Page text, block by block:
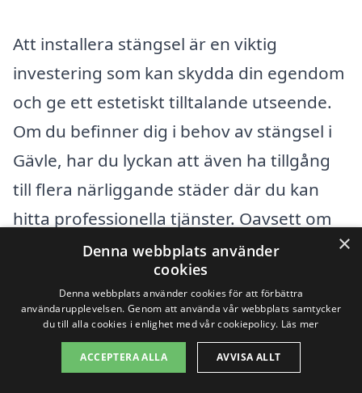
Att installera stängsel är en viktig
investering som kan skydda din egendom
och ge ett estetiskt tilltalande utseende.
Om du befinner dig i behov av stängsel i
Gävle, har du lyckan att även ha tillgång
till flera närliggande städer där du kan
hitta professionella tjänster. Oavsett om
du behöver ett enkelt trästaket eller en
mer robust lösning som en
metallstängsel, är det viktigt att du hittar
rätt företag för jobbet.
×
Denna webbplats använder
cookies
Denna webbplats använder cookies för att förbättra
användarupplevelsen. Genom att använda vår webbplats samtycker
du till alla cookies i enlighet med vår cookiepolicy. Läs mer
ACCEPTERA ALLA AVVISA ALLT